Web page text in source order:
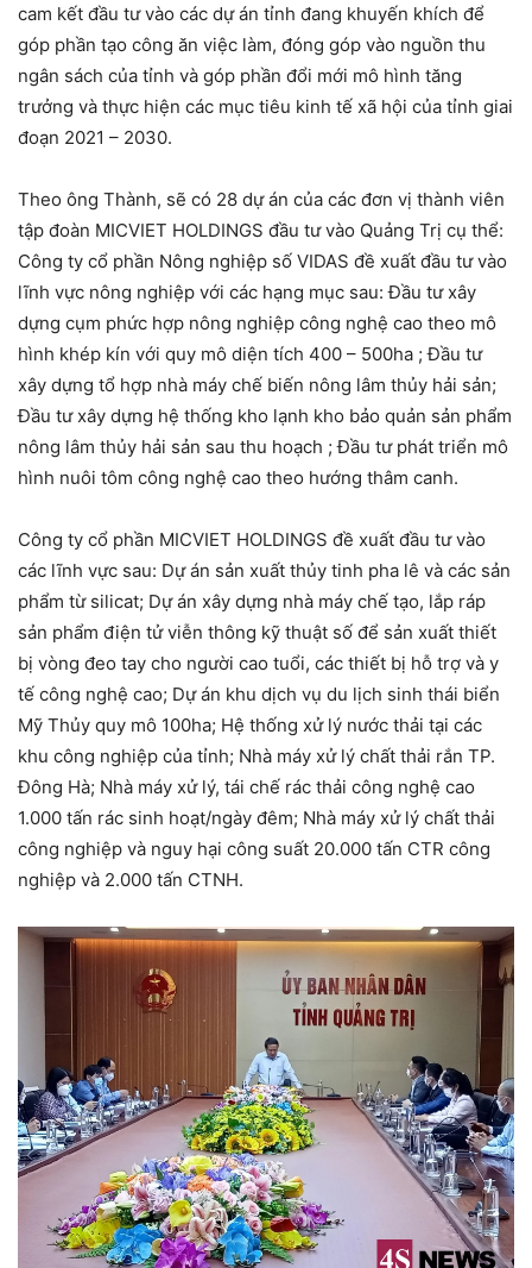
cam kết đầu tư vào các dự án tỉnh đang khuyến khích để
góp phần tạo công ăn việc làm, đóng góp vào nguồn thu
ngân sách của tỉnh và góp phần đổi mới mô hình tăng
trưởng và thực hiện các mục tiêu kinh tế xã hội của tỉnh giai
đoạn 2021 – 2030.
Theo ông Thành, sẽ có 28 dự án của các đơn vị thành viên
tập đoàn MICVIET HOLDINGS đầu tư vào Quảng Trị cụ thể:
Công ty cổ phần Nông nghiệp số VIDAS đề xuất đầu tư vào
lĩnh vực nông nghiệp với các hạng mục sau: Đầu tư xây
dựng cụm phức hợp nông nghiệp công nghệ cao theo mô
hình khép kín với quy mô diện tích 400 – 500ha ; Đầu tư
xây dựng tổ hợp nhà máy chế biến nông lâm thủy hải sản;
Đầu tư xây dựng hệ thống kho lạnh kho bảo quản sản phẩm
nông lâm thủy hải sản sau thu hoạch ; Đầu tư phát triển mô
hình nuôi tôm công nghệ cao theo hướng thâm canh.
Công ty cổ phần MICVIET HOLDINGS đề xuất đầu tư vào
các lĩnh vực sau: Dự án sản xuất thủy tinh pha lê và các sản
phẩm từ silicat; Dự án xây dựng nhà máy chế tạo, lắp ráp
sản phẩm điện tử viễn thông kỹ thuật số để sản xuất thiết
bị vòng đeo tay cho người cao tuổi, các thiết bị hỗ trợ và y
tế công nghệ cao; Dự án khu dịch vụ du lịch sinh thái biển
Mỹ Thủy quy mô 100ha; Hệ thống xử lý nước thải tại các
khu công nghiệp của tỉnh; Nhà máy xử lý chất thải rắn TP.
Đông Hà; Nhà máy xử lý, tái chế rác thải công nghệ cao
1.000 tấn rác sinh hoạt/ngày đêm; Nhà máy xử lý chất thải
công nghiệp và nguy hại công suất 20.000 tấn CTR công
nghiệp và 2.000 tấn CTNH.